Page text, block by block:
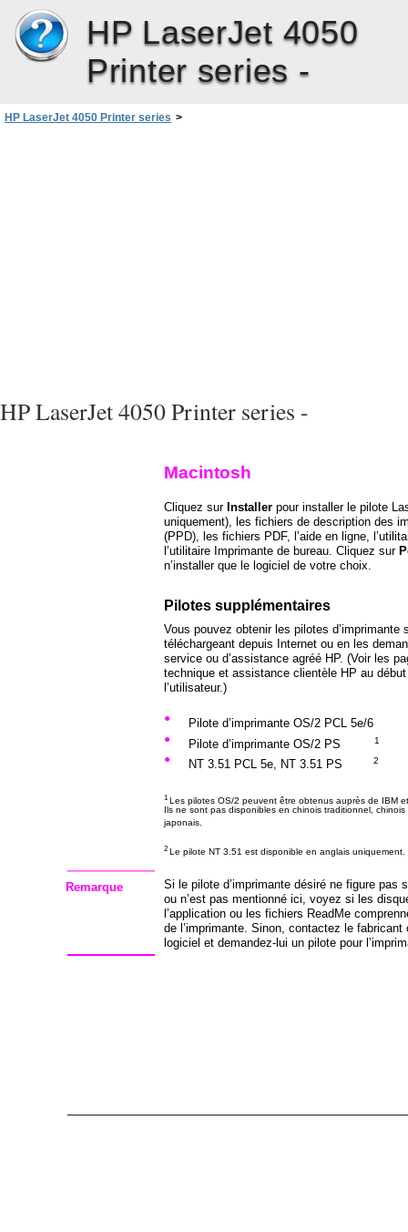
HP LaserJet 4050
Printer series -
HP LaserJet 4050 Printer series >
HP LaserJet 4050 Printer series -
Macintosh
Cliquez sur Installer pour installer le pilote
uniquement), les fichiers de description des
(PPD), les fichiers PDF, l’aide en ligne,
l’utilitaire Imprimante de bureau. Cliquez sur
n’installer que le logiciel de votre choix.
Pilotes supplémentaires
Vous pouvez obtenir les pilotes d’imprimante
téléchargeant depuis Internet ou en les
service ou d’assistance agréé HP. (Voir les
technique et assistance clientèle HP au
l’utilisateur.)
• Pilote d’imprimante OS/2 PCL 5e/6
• Pilote d’imprimante OS/2 PS 1
• NT 3.51 PCL 5e, NT 3.51 PS 2
1 Les pilotes OS/2 peuvent être obtenus auprès de IBM
Ils ne sont pas disponibles en chinois traditionnel, chinois
japonais.
2 Le pilote NT 3.51 est disponible en anglais uniquement.
Remarque
Si le pilote d’imprimante désiré ne figure pas
ou n’est pas mentionné ici, voyez si les
l’application ou les fichiers ReadMe
de l’imprimante. Sinon, contactez le fabricant
logiciel et demandez-lui un pilote pour